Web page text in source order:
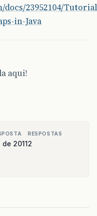
docs/23952104/
in-Java
aqui!
de 2011
RESPOSTAS
2